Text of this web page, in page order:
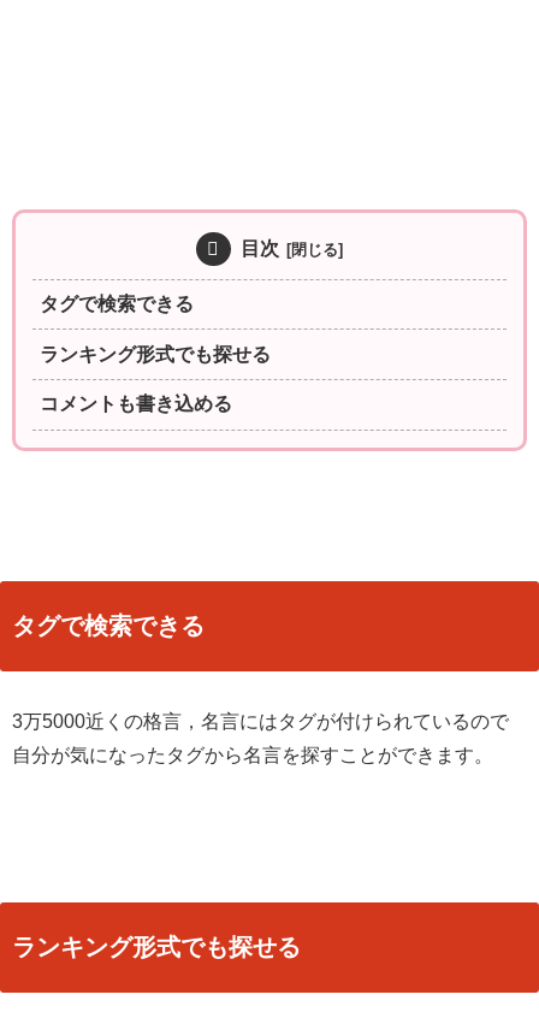
目次
タグで検索できる
ランキング形式でも探せる
コメントも書き込める
タグで検索できる
3万5000近くの格言，名言にはタグが付けられているので
自分が気になったタグから名言を探すことができます。
ランキング形式でも探せる